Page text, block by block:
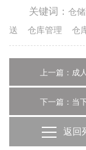
关键词： 仓
送
仓库管理 仓
上一篇：成
下一篇：当
返回